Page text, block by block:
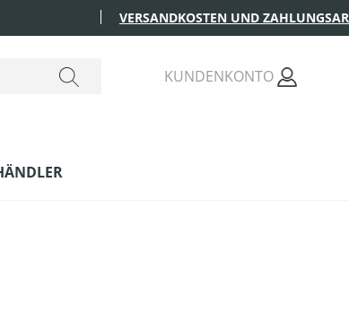
VERSANDKOSTEN UND
KUNDENKONTO